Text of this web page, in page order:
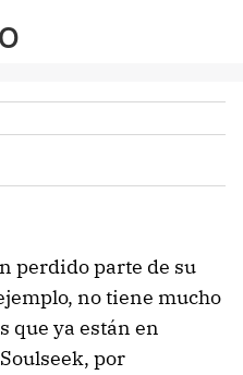
perdido parte de su
no tiene mucho
que ya están en
por